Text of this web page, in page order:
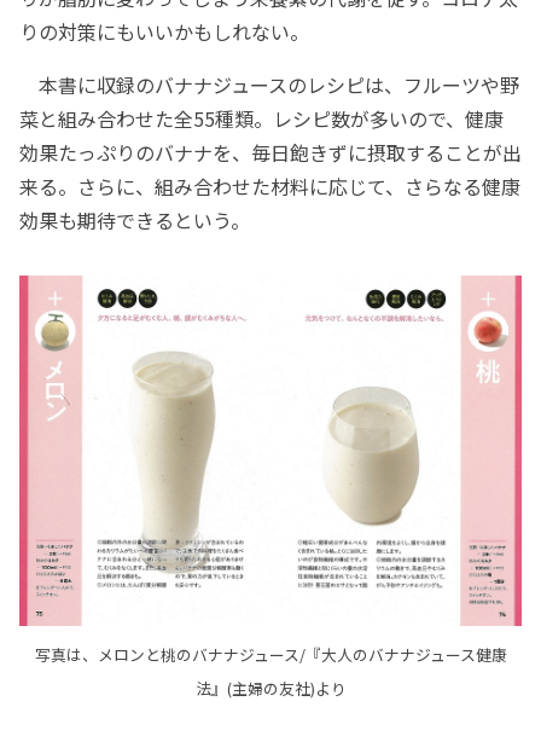
りの対策にもいいかもしれない。
本書に収録のバナナジュースのレシピは、フルーツや野
菜と組み合わせた全55種類。レシピ数が多いので、健康
効果たっぷりのバナナを、毎日飽きずに摂取することが出
来る。さらに、組み合わせた材料に応じて、さらなる健康
効果も期待できるという。
写真は、メロンと桃のバナナジュース/『大人のバナナジュース健康
法』(主婦の友社)より